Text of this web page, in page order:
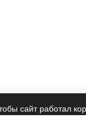
сайт работал